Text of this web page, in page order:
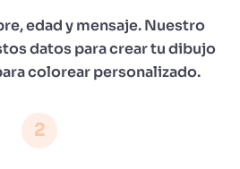
edad y mensaje. Nuestro
datos para crear tu dibujo
colorear personalizado.
2